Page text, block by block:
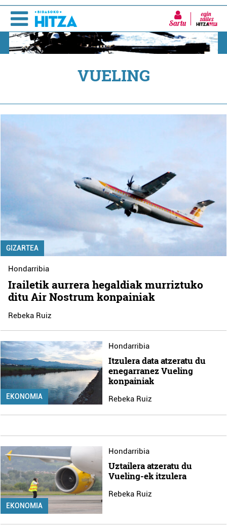
Sartu
VUELING
GIZARTEA
Hondarribia
Irailetik aurrera hegaldiak murriztuko
ditu Air Nostrum konpainiak
Rebeka Ruiz
EKONOMIA
Hondarribia
Itzulera data atzeratu du
enegarranez Vueling
konpainiak
Rebeka Ruiz
EKONOMIA
Hondarribia
Uztailera atzeratu du
Vueling-ek itzulera
Rebeka Ruiz